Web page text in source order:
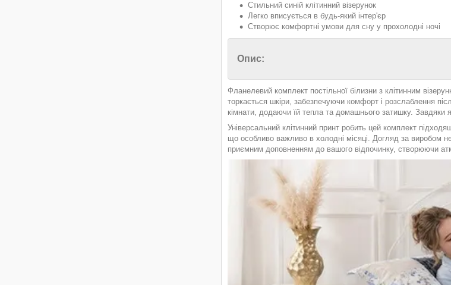
Стильний синій клітинний візерунок
Легко вписується в будь-який інтер'єр
Створює комфортні умови для сну у прохолодні ночі
Опис:
Фланелевий комплект постільної білизни з клітинним
торкається шкіри, забезпечуючи комфорт і розслаблення
кімнати, додаючи їй тепла та домашнього затишку. Завдяки
Універсальний клітинний принт робить цей комплект
що особливо важливо в холодні місяці. Догляд за виробом
приємним доповненням до вашого відпочинку, створюючи